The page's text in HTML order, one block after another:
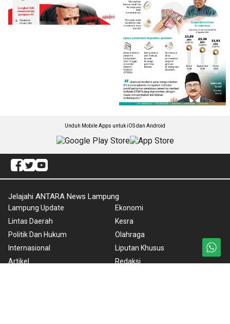
Unduh Mobile Apps untuk iOS dan Android
Jelajahi ANTARA News Lampung
Lampung Update
Lintas Daerah
Politik Dan Hukum
Internasional
Artikel
Ekonomi
Kesra
Olahraga
Liputan Khusus
Redaksi